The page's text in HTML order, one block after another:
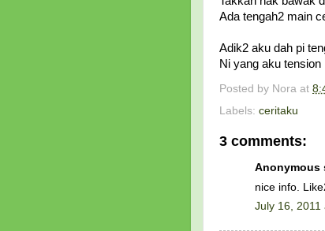
Ada tengah2 main
Adik2 aku dah pi
Ni yang aku tension
Posted by Nora at
Labels: ceritaku
3 comments:
Anonymous
nice info.
July 16, 2011